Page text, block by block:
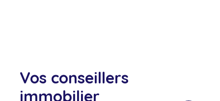
Vos conseillers
immobilier